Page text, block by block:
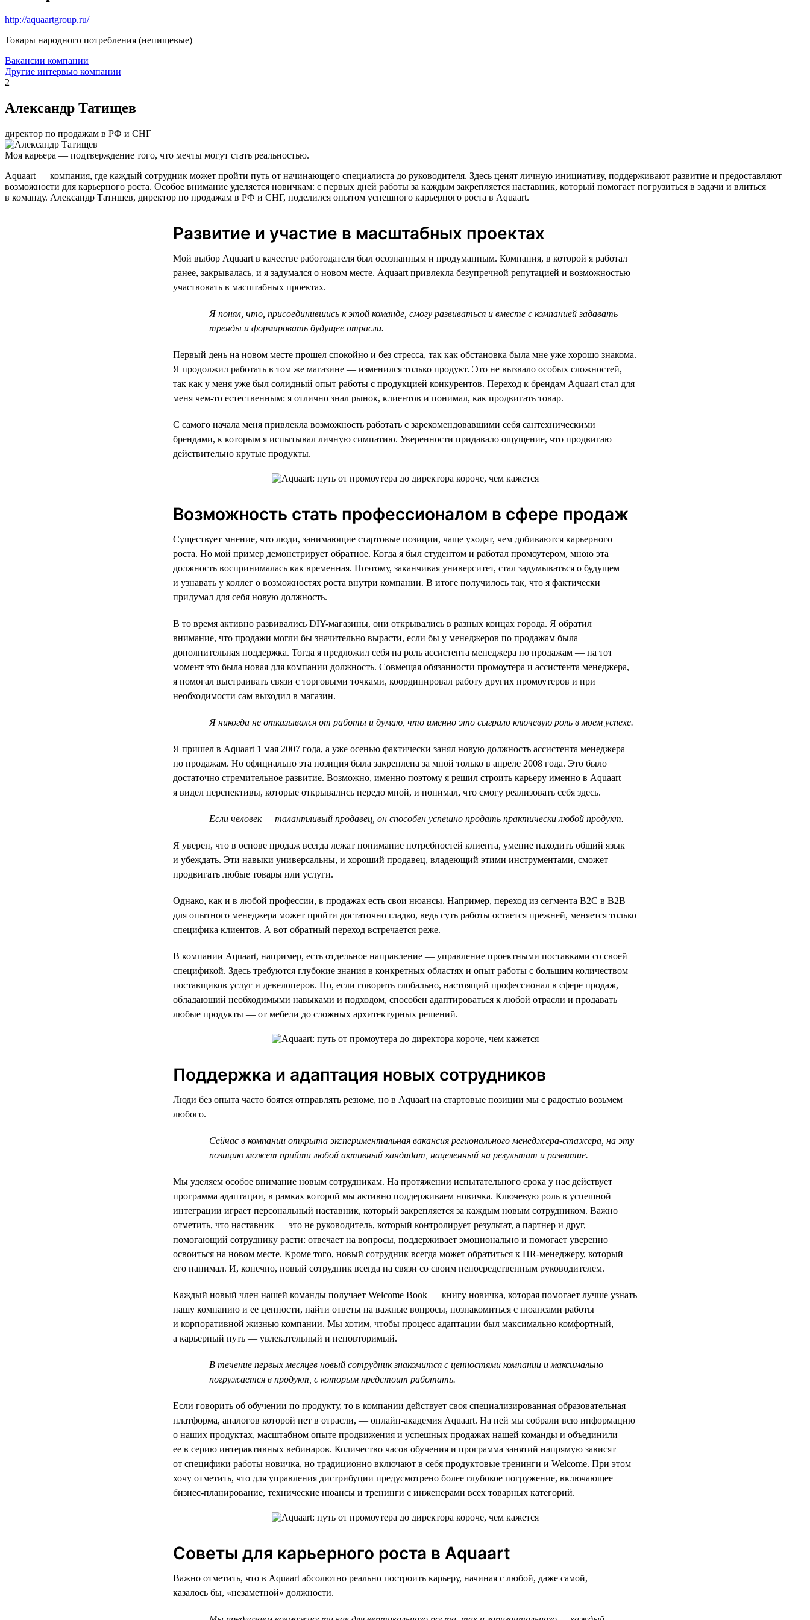
http://aquaartgroup.ru/
Товары народного потребления (непищевые)
Вакансии компании
Другие интервью компании
2
Александр Татищев
директор по продажам в РФ и СНГ
Моя карьера — подтверждение того, что мечты могут стать реальностью.
Aquaart — компания, где каждый сотрудник может пройти путь от начинающего специалиста до руководителя. Здесь ценят личную инициативу, поддерживают развитие и предоставляют
возможности для карьерного роста. Особое внимание уделяется новичкам: с первых дней работы за каждым закрепляется наставник, который помогает погрузиться в задачи и влиться
в команду. Александр Татищев, директор по продажам в РФ и СНГ, поделился опытом успешного карьерного роста в Aquaart.
Развитие и участие в масштабных проектах
Мой выбор Aquaart в качестве работодателя был осознанным и продуманным. Компания, в которой я работал
ранее, закрывалась, и я задумался о новом месте. Aquaart привлекла безупречной репутацией и возможностью
участвовать в масштабных проектах.
Я понял, что, присоединившись к этой команде, смогу развиваться и вместе с компанией задавать
тренды и формировать будущее отрасли.
Первый день на новом месте прошел спокойно и без стресса, так как обстановка была мне уже хорошо знакома.
Я продолжил работать в том же магазине — изменился только продукт. Это не вызвало особых сложностей,
так как у меня уже был солидный опыт работы с продукцией конкурентов. Переход к брендам Aquaart стал для
меня чем-то естественным: я отлично знал рынок, клиентов и понимал, как продвигать товар.
С самого начала меня привлекла возможность работать с зарекомендовавшими себя сантехническими
брендами, к которым я испытывал личную симпатию. Уверенности придавало ощущение, что продвигаю
действительно крутые продукты.
Возможность стать профессионалом в сфере продаж
Существует мнение, что люди, занимающие стартовые позиции, чаще уходят, чем добиваются карьерного
роста. Но мой пример демонстрирует обратное. Когда я был студентом и работал промоутером, мною эта
должность воспринималась как временная. Поэтому, заканчивая университет, стал задумываться о будущем
и узнавать у коллег о возможностях роста внутри компании. В итоге получилось так, что я фактически
придумал для себя новую должность.
В то время активно развивались DIY-магазины, они открывались в разных концах города. Я обратил
внимание, что продажи могли бы значительно вырасти, если бы у менеджеров по продажам была
дополнительная поддержка. Тогда я предложил себя на роль ассистента менеджера по продажам — на тот
момент это была новая для компании должность. Совмещая обязанности промоутера и ассистента менеджера,
я помогал выстраивать связи с торговыми точками, координировал работу других промоутеров и при
необходимости сам выходил в магазин.
Я никогда не отказывался от работы и думаю, что именно это сыграло ключевую роль в моем успехе.
Я пришел в Aquaart 1 мая 2007 года, а уже осенью фактически занял новую должность ассистента менеджера
по продажам. Но официально эта позиция была закреплена за мной только в апреле 2008 года. Это было
достаточно стремительное развитие. Возможно, именно поэтому я решил строить карьеру именно в Aquaart —
я видел перспективы, которые открывались передо мной, и понимал, что смогу реализовать себя здесь.
Если человек — талантливый продавец, он способен успешно продать практически любой продукт.
Я уверен, что в основе продаж всегда лежат понимание потребностей клиента, умение находить общий язык
и убеждать. Эти навыки универсальны, и хороший продавец, владеющий этими инструментами, сможет
продвигать любые товары или услуги.
Однако, как и в любой профессии, в продажах есть свои нюансы. Например, переход из сегмента B2C в B2B
для опытного менеджера может пройти достаточно гладко, ведь суть работы остается прежней, меняется только
специфика клиентов. А вот обратный переход встречается реже.
В компании Aquaart, например, есть отдельное направление — управление проектными поставками со своей
спецификой. Здесь требуются глубокие знания в конкретных областях и опыт работы с большим количеством
поставщиков услуг и девелоперов. Но, если говорить глобально, настоящий профессионал в сфере продаж,
обладающий необходимыми навыками и подходом, способен адаптироваться к любой отрасли и продавать
любые продукты — от мебели до сложных архитектурных решений.
Поддержка и адаптация новых сотрудников
Люди без опыта часто боятся отправлять резюме, но в Aquaart на стартовые позиции мы с радостью возьмем
любого.
Сейчас в компании открыта экспериментальная вакансия регионального менеджера-стажера, на эту
позицию может прийти любой активный кандидат, нацеленный на результат и развитие.
Мы уделяем особое внимание новым сотрудникам. На протяжении испытательного срока у нас действует
программа адаптации, в рамках которой мы активно поддерживаем новичка. Ключевую роль в успешной
интеграции играет персональный наставник, который закрепляется за каждым новым сотрудником. Важно
отметить, что наставник — это не руководитель, который контролирует результат, а партнер и друг,
помогающий сотруднику расти: отвечает на вопросы, поддерживает эмоционально и помогает уверенно
освоиться на новом месте. Кроме того, новый сотрудник всегда может обратиться к HR-менеджеру, который
его нанимал. И, конечно, новый сотрудник всегда на связи со своим непосредственным руководителем.
Каждый новый член нашей команды получает Welcome Book — книгу новичка, которая помогает лучше узнать
нашу компанию и ее ценности, найти ответы на важные вопросы, познакомиться с нюансами работы
и корпоративной жизнью компании. Мы хотим, чтобы процесс адаптации был максимально комфортный,
а карьерный путь — увлекательный и неповторимый.
В течение первых месяцев новый сотрудник знакомится с ценностями компании и максимально
погружается в продукт, с которым предстоит работать.
Если говорить об обучении по продукту, то в компании действует своя специализированная образовательная
платформа, аналогов которой нет в отрасли, — онлайн-академия Aquaart. На ней мы собрали всю информацию
о наших продуктах, масштабном опыте продвижения и успешных продажах нашей команды и объединили
ее в серию интерактивных вебинаров. Количество часов обучения и программа занятий напрямую зависят
от специфики работы новичка, но традиционно включают в себя продуктовые тренинги и Welcome. При этом
хочу отметить, что для управления дистрибуции предусмотрено более глубокое погружение, включающее
бизнес-планирование, технические нюансы и тренинги с инженерами всех товарных категорий.
Советы для карьерного роста в Aquaart
Важно отметить, что в Aquaart абсолютно реально построить карьеру, начиная с любой, даже самой,
казалось бы, «незаметной» должности.